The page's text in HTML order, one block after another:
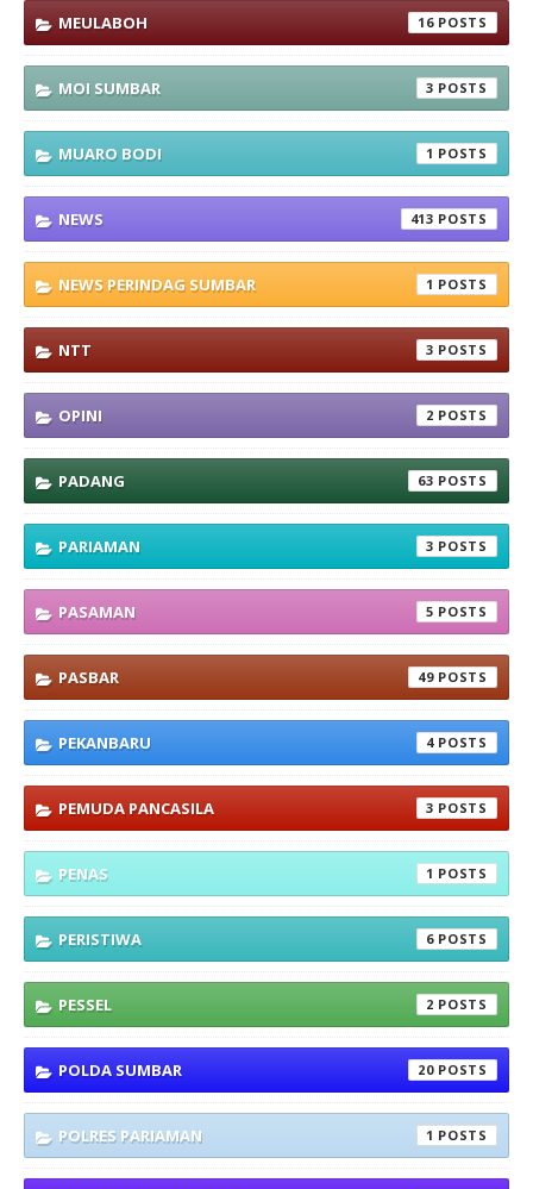
MEULABOH 16
MOI SUMBAR 3
MUARO BODI 1
NEWS 413
NEWS PERINDAG SUMBAR 1
NTT 3
OPINI 2
PADANG 63
PARIAMAN 3
PASAMAN 5
PASBAR 49
PEKANBARU 4
PEMUDA PANCASILA 3
PENAS 1
PERISTIWA 6
PESSEL 2
POLDA SUMBAR 20
POLRES PARIAMAN 1